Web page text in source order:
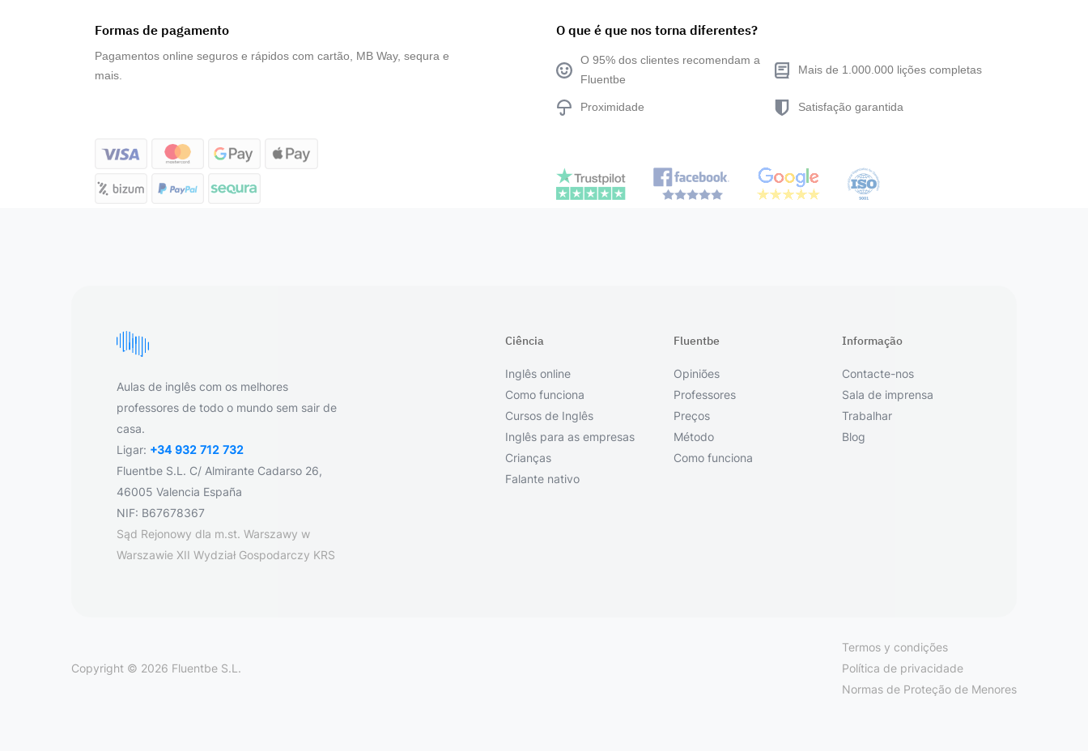
Formas de pagamento
Pagamentos online seguros e rápidos com cartão, MB Way, sequra e
mais.
O que é que nos torna diferentes?
O 95% dos clientes recomendam a
Fluentbe
Mais de 1.000.000 lições completas
Proximidade Satisfação garantida
Aulas de inglês com os melhores
professores de todo o mundo sem sair de
casa.
Ligar: +34 932 712 732
Fluentbe S.L. C/ Almirante Cadarso 26,
46005 Valencia España
NIF: B67678367
Sąd Rejonowy dla m.st. Warszawy w
Warszawie XII Wydział Gospodarczy KRS
Ciência
Inglês online
Como funciona
Cursos de Inglês
Inglês para as empresas
Crianças
Falante nativo
Fluentbe
Opiniões
Professores
Preços
Método
Como funciona
Informação
Contacte-nos
Sala de imprensa
Trabalhar
Blog
Copyright © 2026 Fluentbe S.L.
Termos y condições
Política de privacidade
Normas de Proteção de Menores